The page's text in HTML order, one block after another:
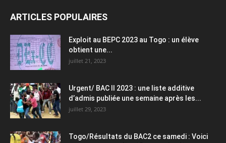
ARTICLES POPULAIRES
Exploit au BEPC 2023 au Togo : un élève
obtient une...
juillet 21, 2023
Urgent/ BAC II 2023 : une liste additive
d’admis publiée une semaine après les...
juillet 29, 2023
Togo/Résultats du BAC2 ce samedi : Voici